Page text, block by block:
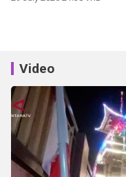
Video